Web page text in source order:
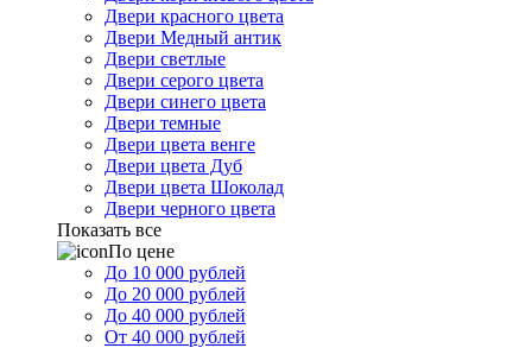
Двери красного цвета
Двери Медный антик
Двери светлые
Двери серого цвета
Двери синего цвета
Двери темные
Двери цвета венге
Двери цвета Дуб
Двери цвета Шоколад
Двери черного цвета
Показать все
По цене
До 10 000 рублей
До 20 000 рублей
До 40 000 рублей
От 40 000 рублей